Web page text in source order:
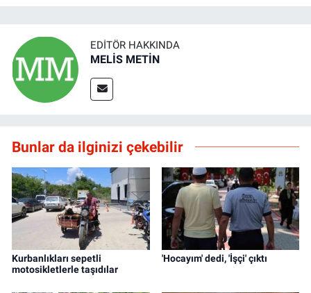
EDITÖR HAKKINDA
MELİS METİN
Bunlar da ilginizi çekebilir
Kurbanlıkları sepetli
motosikletlerle taşıdılar
'Hocayım' dedi, 'İşçi' çıktı